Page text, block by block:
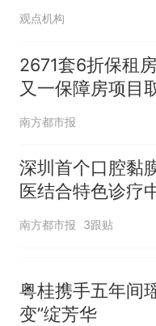
美
来源
笔试
官方
多
么？
观点机构
2671套6折保租
又一保障房项目
展
南方都市报
深圳首个口腔黏
医结合特色诊疗
山揭牌
南方都市报 3跟贴
粤桂携手五年间
变”绽芳华